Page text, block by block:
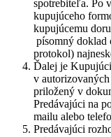
spotrebiteľa. Po
kupujúceho
kupujúcemu
písomný doklad
protokol)
Ďalej je
v
priložený v
Predávajúci na
mailu alebo
Predávajúci